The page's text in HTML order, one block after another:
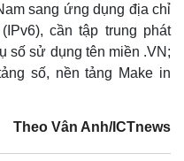
Tin Công nghệ
Trải nghiệm
sang ứng dụng địa chỉ
cần tập trung phát
số sử dụng tên miền .VN;
số, nền tảng Make in
Theo Vân Anh/ICTnews